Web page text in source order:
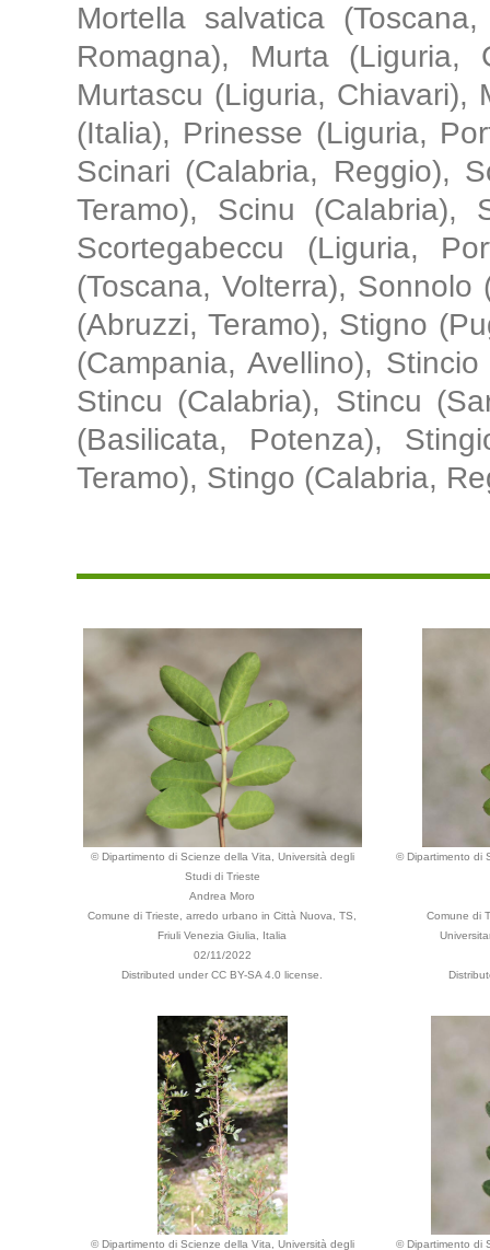
Mortella salvatica
Romagna), Murta (Liguria,
Murtascu (Liguria, Chiavari),
(Italia), Prinesse (Liguria,
Scinari (Calabria, Reggio),
Teramo), Scinu (Calabria),
Scortegabeccu (Liguria,
(Toscana, Volterra),
(Abruzzi, Teramo), Stigno
(Campania, Avellino),
Stincu (Calabria), Stincu
(Basilicata, Potenza),
Teramo), Stingo (Calabria,
© Dipartimento di Scienze della Vita, Università degli
Studi di Trieste
Andrea Moro
Comune di Trieste, arredo urbano in Città Nuova, TS,
Friuli Venezia Giulia, Italia
02/11/2022
Distributed under CC BY-SA 4.0 license.
© Dipartimento di
Comune di
© Dipartimento di Scienze della Vita, Università degli © Dipartimento di